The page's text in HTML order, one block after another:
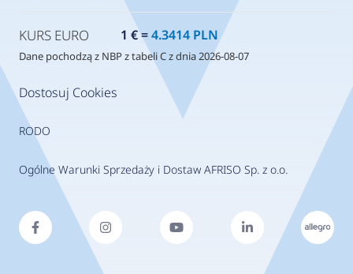
Dostosuj Cookies
RODO
Ogólne Warunki Sprzedaży i Dostaw AFRISO Sp. z o.o.
KURS EURO 1 € =4.3414 PLN
Dane pochodzą z NBP z tabeli C z dnia 2026-08-07